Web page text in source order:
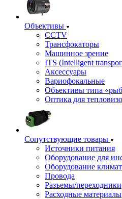
Объективы
CCTV
Трансфокаторы
Машинное зрение
ITS (Intelligent
Аксессуары
Вариофокальные
Объективы типа
Оптика для
Сопутствующие товары
Источники питания
Оборудование для
Оборудование
Провода
Разъемы/переходники
Расходные материалы